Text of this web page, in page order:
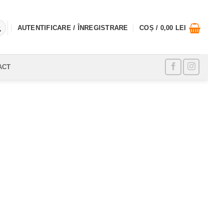
AUTENTIFICARE / ÎNREGISTRARE COȘ / 0,00 LEI